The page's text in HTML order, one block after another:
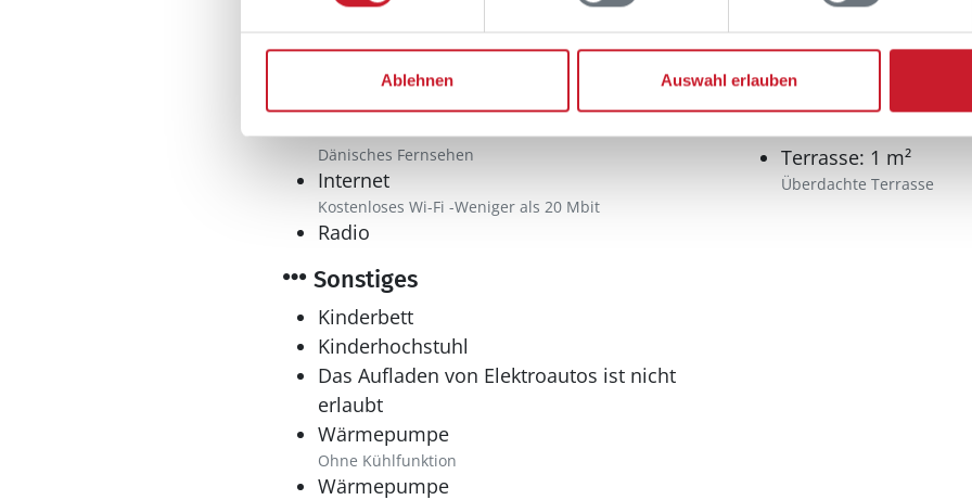
Ablehnen Auswahl erlauben
Wasserkocher
Multimedia
Dänisches Fernsehen
Internet
Kostenloses Wi-Fi -Weniger als 20 Mbit
Radio
Aussenbereich
Terrasse: 1 m²
Überdachte Terrasse
Sonstiges
Kinderbett
Kinderhochstuhl
Das Aufladen von Elektroautos ist nicht
erlaubt
Wärmepumpe
Ohne Kühlfunktion
Wärmepumpe